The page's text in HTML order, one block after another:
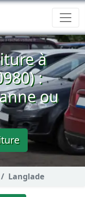
à
:
ou
Langlade